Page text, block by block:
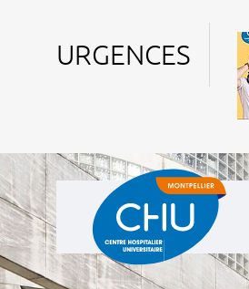
URGENCES